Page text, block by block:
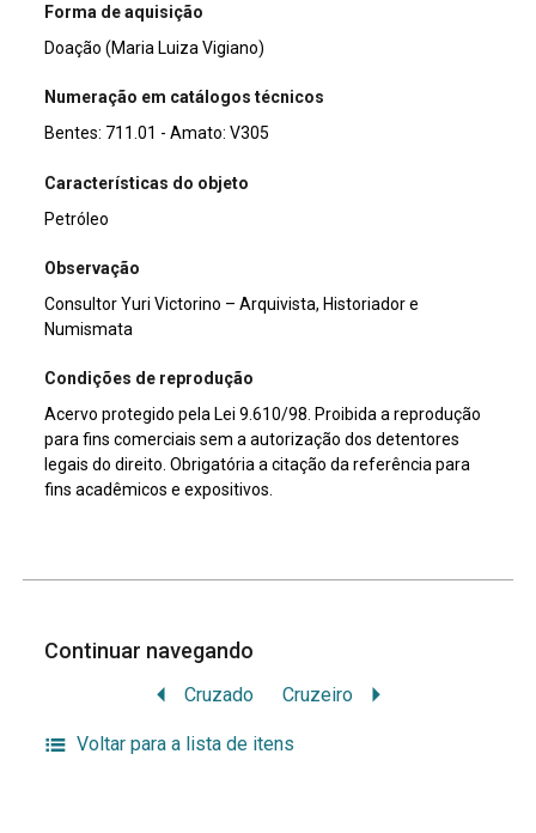
Forma de aquisição
Doação (Maria Luiza Vigiano)
Numeração em catálogos técnicos
Bentes: 711.01 - Amato: V305
Características do objeto
Petróleo
Observação
Consultor Yuri Victorino – Arquivista, Historiador e
Numismata
Condições de reprodução
Acervo protegido pela Lei 9.610/98. Proibida a reprodução
para fins comerciais sem a autorização dos detentores
legais do direito. Obrigatória a citação da referência para
fins acadêmicos e expositivos.
Continuar navegando
Cruzado Cruzeiro
Voltar para a lista de itens